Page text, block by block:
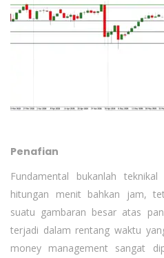
Penafian
Fundamental bukanlah
hitungan menit bahkan jam,
suatu gambaran besar atas
terjadi dalam rentang waktu
money management sangat